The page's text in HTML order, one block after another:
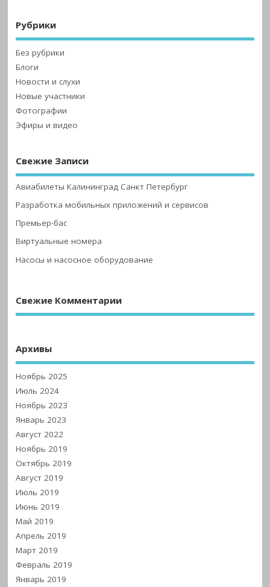
Рубрики
Без рубрики
Блоги
Новости и слухи
Новые участники
Фотографии
Эфиры и видео
Свежие Записи
Авиабилеты Калининград Санкт Петербург
Разработка мобильных приложений и сервисов
Премьер-бас
Виртуальные номера
Насосы и насосное оборудование
Свежие Комментарии
Архивы
Ноябрь 2025
Июль 2024
Ноябрь 2023
Январь 2023
Август 2022
Ноябрь 2019
Октябрь 2019
Август 2019
Июль 2019
Июнь 2019
Май 2019
Апрель 2019
Март 2019
Февраль 2019
Январь 2019